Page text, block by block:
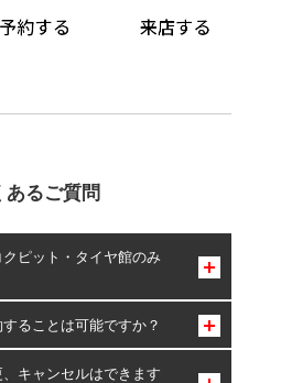
あるご質問
ピット・タイヤ館のみ
のみとなります。
ることは可能ですか？
は可能です。
キャンセルはできます